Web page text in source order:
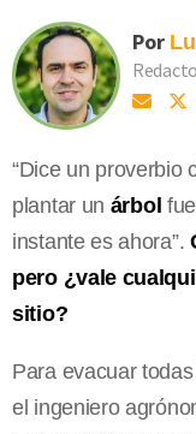
Por
“Dice un proverbio
plantar un árbol
instante es ahora”.
pero ¿vale
sitio?
Para evacuar
el ingeniero